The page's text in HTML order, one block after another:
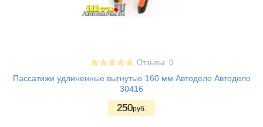
Отзывы: 0
Пассатижи удлиненные выгнутые 160 мм Автодело Автодело
30416
250руб.